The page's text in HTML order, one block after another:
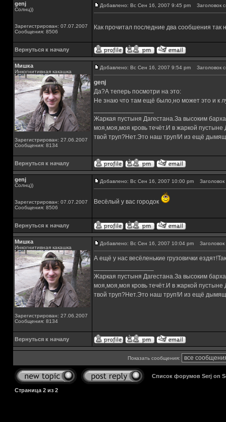
genj
Солнц))
Зарегистрирован: 07.07.2007
Сообщения: 8506
Добавлено: Вс Сен 16, 2007 9:45 pm Заголовок
Как прочитал последние два сообшения так
Вернуться к началу
Мишка
Инкогнитивная какашка
Зарегистрирован: 27.06.2007
Сообщения: 8134
Добавлено: Вс Сен 16, 2007 9:54 pm Заголовок
genj
Да?А теперь посмотри на это:
Не знаю что там ещё было,но может это и к
Жаркая пустыня Дагестана.За высоким
моя,моя,моя кровь течёт.И в жаркой
твой труп?Нет.Это наш труп!И из ещё
Вернуться к началу
genj
Солнц))
Зарегистрирован: 07.07.2007
Сообщения: 8506
Добавлено: Вс Сен 16, 2007 10:00 pm
Весёлый у вас городок
Вернуться к началу
Мишка
Инкогнитивная какашка
Зарегистрирован: 27.06.2007
Сообщения: 8134
Добавлено: Вс Сен 16, 2007 10:04 pm
А ещё у нас весёленькие грузовички
Жаркая пустыня Дагестана.За высоким
моя,моя,моя кровь течёт.И в жаркой
твой труп?Нет.Это наш труп!И из ещё
Вернуться к началу
Показать сообщения:
Список форумов Serj on
Страница 2 из 2